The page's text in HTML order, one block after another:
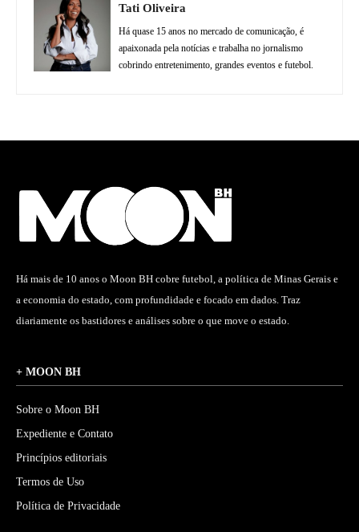
Tati Oliveira
Há quase 15 anos no mercado de comunicação, é
apaixonada pela notícias e trabalha no jornalismo
cobrindo entretenimento, grandes eventos e futebol.
Há mais de 10 anos o Moon BH cobre futebol, a política de Minas Gerais e
a economia do estado, com profundidade e focado em dados. Traz
diariamente os bastidores e análises sobre o que move o estado.
+ MOON BH
Sobre o Moon BH
Expediente e Contato
Princípios editoriais
Termos de Uso
Política de Privacidade